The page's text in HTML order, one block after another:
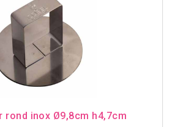
rond inox Ø9,8cm h4,7cm